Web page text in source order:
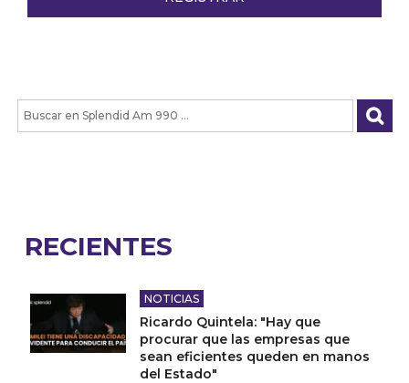
RECIENTES
NOTICIAS
Ricardo Quintela: "Hay que
procurar que las empresas que
sean eficientes queden en manos
del Estado"